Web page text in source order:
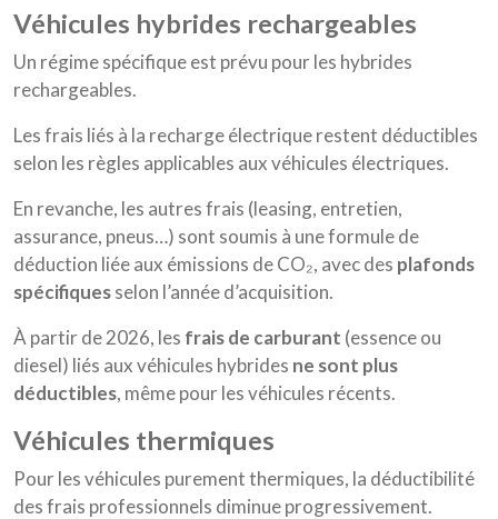
véhicules hybrides rechargeables
Un régime spécifique est prévu pour les hybrides
rechargeables.
Les frais liés à la recharge électrique restent déductibles
selon les règles applicables aux véhicules électriques.
En revanche, les autres frais (leasing, entretien,
assurance, pneus…) sont soumis à une formule de
déduction liée aux émissions de CO₂, avec des plafonds
spécifiquesselon l’année d’acquisition.
À partir de 2026, les frais de carburant (essence ou
diesel) liés aux véhicules hybrides ne sont plus
déductibles, même pour les véhicules récents.
véhicules thermiques
Pour les véhicules purement thermiques, la déductibilité
des frais professionnels diminue progressivement.